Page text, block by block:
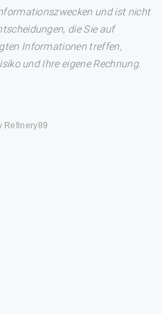
und ist nicht
die Sie auf
Informationen treffen,
und Ihre eigene Rechnung.
Refinery89